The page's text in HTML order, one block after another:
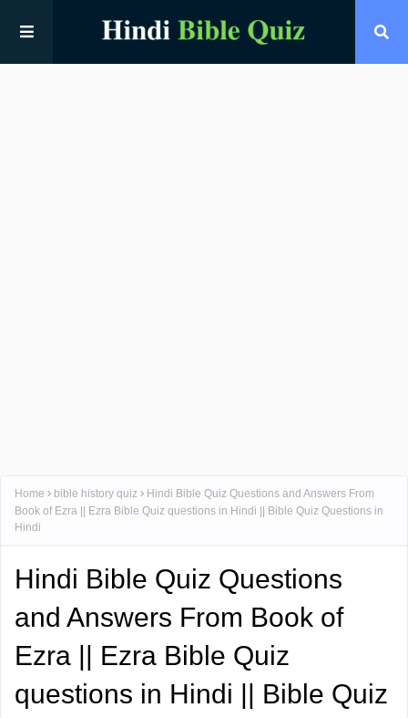
Home bible history quiz
Hindi Bible Quiz Questions and Answers From
Book of Ezra || Ezra Bible Quiz questions in Hindi || Bible Quiz Questions in
Hindi
Hindi Bible Quiz Questions
and Answers From Book of
Ezra || Ezra Bible Quiz
questions in Hindi || Bible Quiz